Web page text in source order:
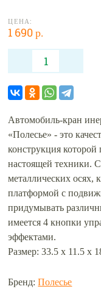
ЦЕНА:
1 690 р.
Автомобиль-кран
«Полесье» - это
конструкция
настоящей техники.
металлических осях,
платформой с
придумывать
имеется 4 кнопки
эффектами.
Размер: 33.5 х 11.5 х
Бренд:Полесье